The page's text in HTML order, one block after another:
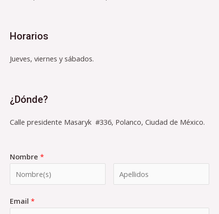
Horarios
Jueves, viernes y sábados.
¿Dónde?
Calle presidente Masaryk #336, Polanco, Ciudad de México.
Nombre *
Email *